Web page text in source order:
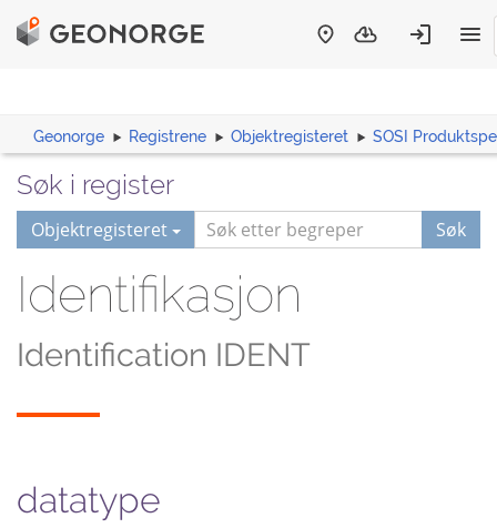
Geonorge Registrene Objektregisteret SOSI
Søk i register
Objektregisteret Søk
Identifikasjon
Identification IDENT
datatype